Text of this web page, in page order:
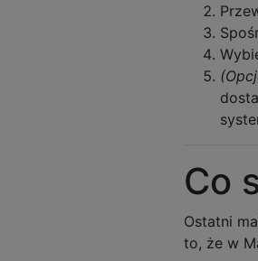
Co
Ostatni
to, że w